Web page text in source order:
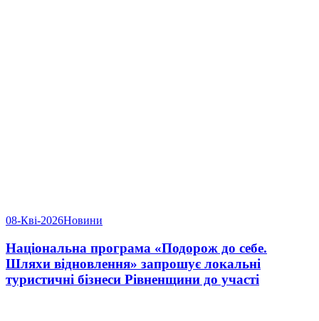
08-Кві-2026Новини
Національна програма «Подорож до себе.
Шляхи відновлення» запрошує локальні
туристичні бізнеси Рівненщини до участі